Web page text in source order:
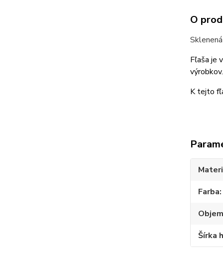
O
Fľaša je
výrobkov.
K tejto
Farba
Objem
Šírka